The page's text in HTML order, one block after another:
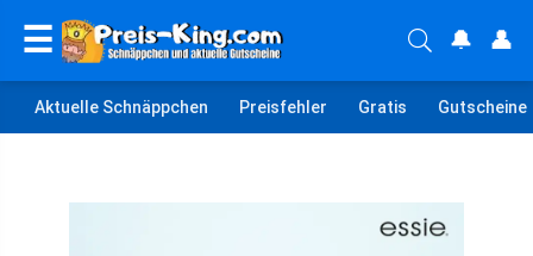
☰ 🔔 👤
Aktuelle Schnäppchen Preisfehler Gratis Gutscheine